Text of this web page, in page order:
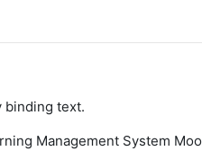
binding text.
Management System